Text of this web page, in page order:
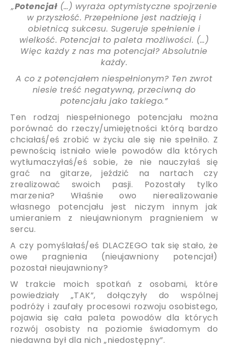
„Potencjał(…) wyraża optymistyczne spojrzenie
w przyszłość. Przepełnione jest nadzieją i
obietnicą sukcesu. Sugeruje spełnienie i
wielkość. Potencjał to paleta możliwości. (…)
Więc każdy z nas ma potencjał? Absolutnie
każdy.
A co z potencjałem niespełnionym? Ten zwrot
niesie treść negatywną, przeciwną do
potencjału jako takiego.”
Ten rodzaj niespełnionego potencjału można
porównać do rzeczy/umiejętności którą bardzo
chciałaś/eś zrobić w życiu ale się nie spełniło. Z
pewnością istniało wiele powodów dla których
wytłumaczyłaś/eś sobie, że nie nauczyłaś się
grać na gitarze, jeździć na nartach czy
zrealizować swoich pasji. Pozostały tylko
marzenia? Właśnie owo nierealizowanie
własnego potencjału jest niczym innym jak
umieraniem z nieujawnionym pragnieniem w
sercu.
A czy pomyślałaś/eś DLACZEGO tak się stało, że
owe pragnienia (nieujawniony potencjał)
pozostał nieujawniony?
W trakcie moich spotkań z osobami, które
powiedziały „TAK”, dołączyły do wspólnej
podróży i zaufały procesowi rozwoju osobistego,
pojawia się cała paleta powodów dla których
rozwój osobisty na poziomie świadomym do
niedawna był dla nich „niedostępny”.